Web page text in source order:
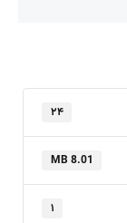
۲۴
8.01 MB
۱